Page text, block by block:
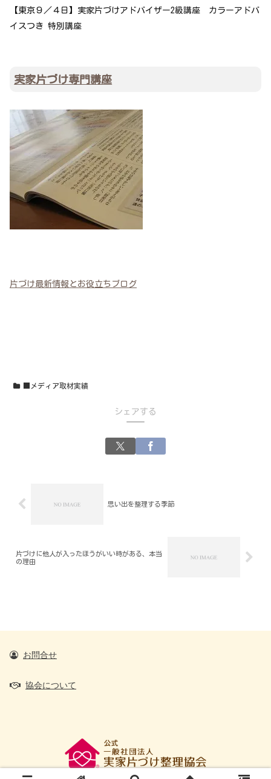
【東京９／４日】実家片づけアドバイザー2級講座 カラーアドバ
イスつき 特別講座
実家片づけ専門講座
片づけ最新情報とお役立ちブログ
■メディア取材実績
シェアする
思い出を整理する季節
片づけに他人が入ったほうがいい時がある、本当
の理由
お問合せ
協会について